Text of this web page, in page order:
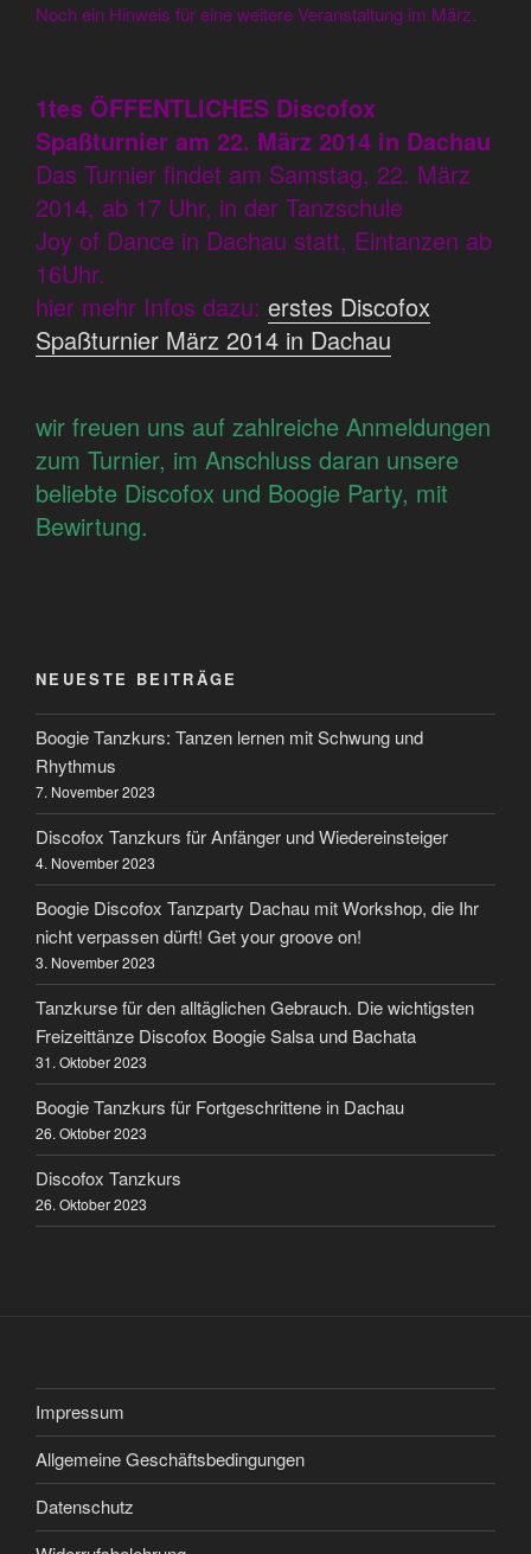
Noch ein Hinweis für eine weitere Veranstaltung im März.
1tes ÖFFENTLICHES Discofox
Spaßturnier am 22. März 2014 in Dachau
Das Turnier findet am Samstag, 22. März
2014, ab 17 Uhr, in der Tanzschule
Joy of Dance in Dachau statt, Eintanzen ab
16Uhr.
hier mehr Infos dazu: erstes Discofox
Spaßturnier März 2014 in Dachau
wir freuen uns auf zahlreiche Anmeldungen
zum Turnier, im Anschluss daran unsere
beliebte Discofox und Boogie Party, mit
Bewirtung.
NEUESTE BEITRÄGE
Boogie Tanzkurs: Tanzen lernen mit Schwung und
Rhythmus
7. November 2023
Discofox Tanzkurs für Anfänger und Wiedereinsteiger
4. November 2023
Boogie Discofox Tanzparty Dachau mit Workshop, die Ihr
nicht verpassen dürft! Get your groove on!
3. November 2023
Tanzkurse für den alltäglichen Gebrauch. Die wichtigsten
Freizeittänze Discofox Boogie Salsa und Bachata
31. Oktober 2023
Boogie Tanzkurs für Fortgeschrittene in Dachau
26. Oktober 2023
Discofox Tanzkurs
26. Oktober 2023
Impressum
Allgemeine Geschäftsbedingungen
Datenschutz